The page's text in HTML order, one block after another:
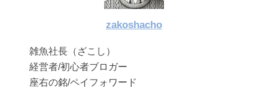
zakoshacho
雑魚社長（ざこし）
経営者/初心者ブロガー
座右の銘/ペイフォワード